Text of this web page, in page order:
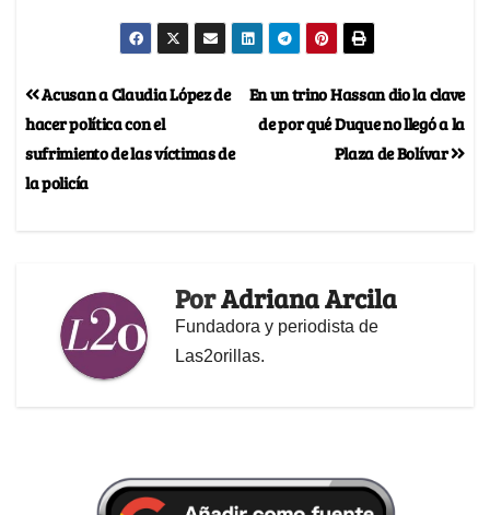
En un trino Hassan dio la clave
de por qué Duque no llegó a la
Plaza de Bolívar
Acusan a Claudia López de
hacer política con el
sufrimiento de las víctimas de
la policía
PorAdriana Arcila
Fundadora y periodista de
Las2orillas.